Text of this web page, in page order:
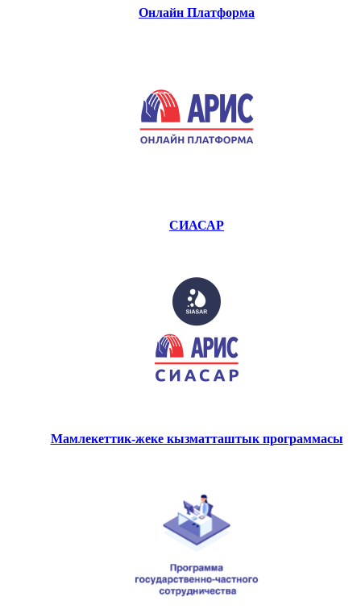
Онлайн Платформа
СИАСАР
Мамлекеттик-жеке кызматташтык программасы